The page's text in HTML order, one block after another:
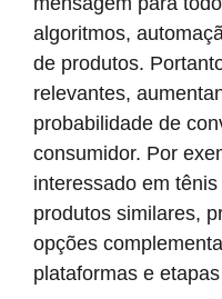
algoritmos,
de produtos.
relevantes,
probabilidade de
consumidor. Por
interessado em
produtos similares,
opções
plataformas e